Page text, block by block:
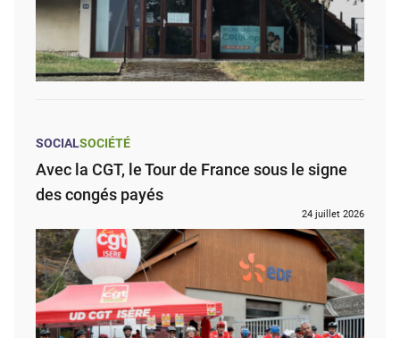
SOCIALSOCIÉTÉ
Avec la CGT, le Tour de France sous le signe
des congés payés
24 juillet 2026